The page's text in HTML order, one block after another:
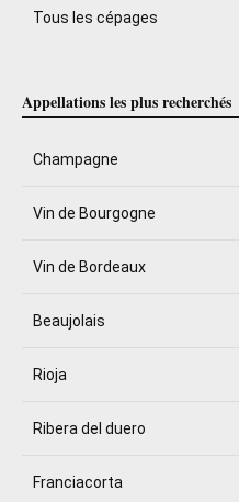
Tous les cépages
Appellations les plus recherchés
Champagne
Vin de Bourgogne
Vin de Bordeaux
Beaujolais
Rioja
Ribera del duero
Franciacorta